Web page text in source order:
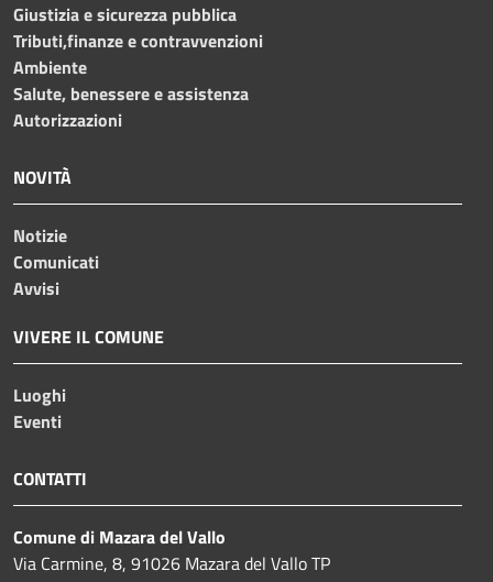
Giustizia e sicurezza pubblica
Tributi,finanze e contravvenzioni
Ambiente
Salute, benessere e assistenza
Autorizzazioni
NOVITÀ
Notizie
Comunicati
Avvisi
VIVERE IL COMUNE
Luoghi
Eventi
CONTATTI
Comune di Mazara del Vallo
Via Carmine, 8, 91026 Mazara del Vallo TP